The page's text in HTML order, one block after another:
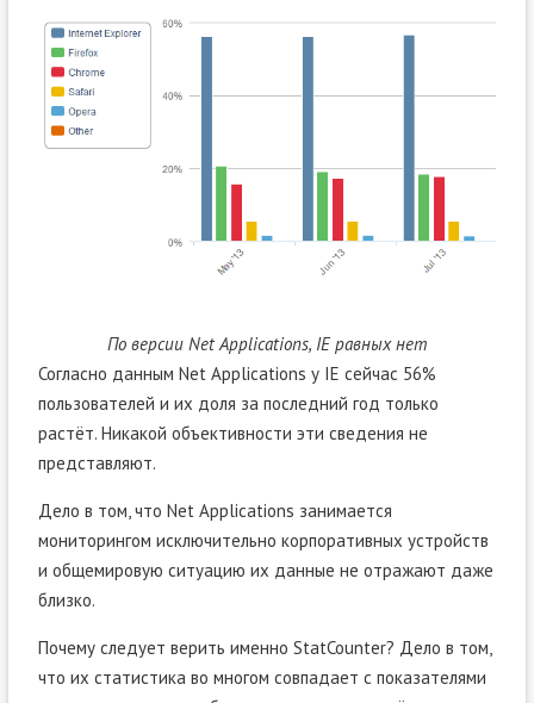
По версии Net Applications, IE равных нет
Согласно данным Net Applications у IE сейчас 56%
пользователей и их доля за последний год только
растёт. Никакой объективности эти сведения не
представляют.
Дело в том, что Net Applications занимается
мониторингом исключительно корпоративных устройств
и общемировую ситуацию их данные не отражают даже
близко.
Почему следует верить именно StatCounter? Дело в том,
что их статистика во многом совпадает с показателями